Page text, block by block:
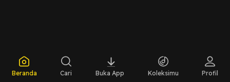
Beranda Cari Buka App Koleksimu Profil